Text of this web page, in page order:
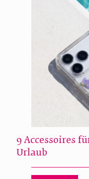
9 Accessoires
Urlaub